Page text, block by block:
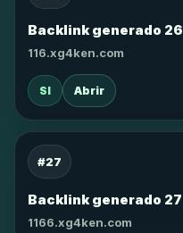
Backlink generado 26
116.xg4ken.com
SI Abrir
#27
Backlink generado 27
1166.xg4ken.com